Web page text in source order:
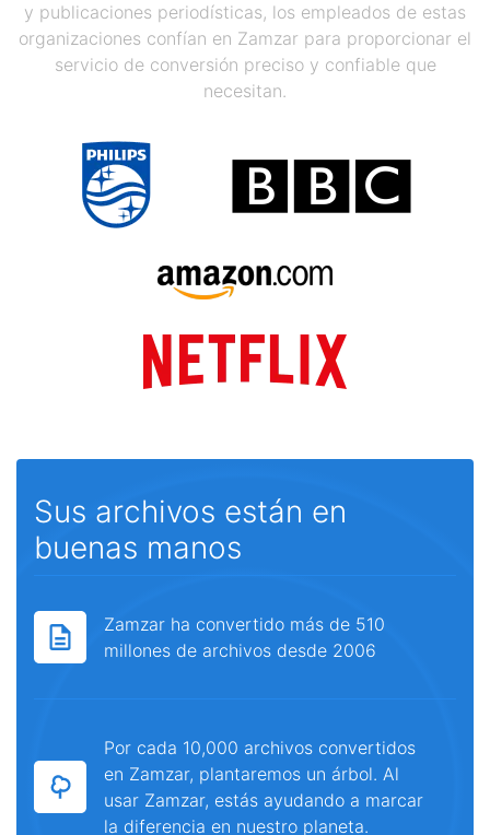
y publicaciones periodísticas, los empleados de estas
organizaciones confían en Zamzar para proporcionar el
servicio de conversión preciso y confiable que
necesitan.
Sus archivos están en
buenas manos
Zamzar ha convertido más de 510
millones de archivos desde 2006
Por cada 10,000 archivos convertidos
en Zamzar, plantaremos un árbol. Al
usar Zamzar, estás ayudando a marcar
la diferencia en nuestro planeta.